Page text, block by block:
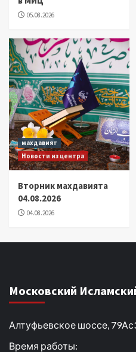
05.08.2026
махдавият
Новости из центра
Вторник махдавията
04.08.2026
04.08.2026
Московский
Алтуфьевское шоссе,
Время работы: